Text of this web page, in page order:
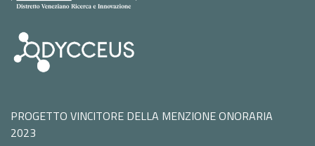
PROGETTO VINCITORE DELLA MENZIONE ONORARIA
2023